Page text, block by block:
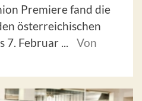
Premiere fand die
österreichischen
Februar ...
Von